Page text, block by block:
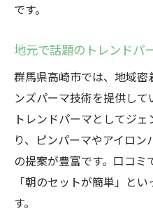
です。
地元で話題のトレンドパ
群馬県高崎市では、地域
ンズパーマ技術を提供し
トレンドパーマとしてジ
り、ピンパーマやアイロ
の提案が豊富です。口コミ
「朝のセットが簡単」と
す。